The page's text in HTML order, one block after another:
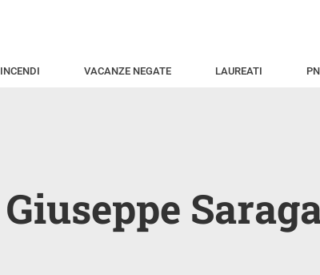
INCENDI VACANZE NEGATE LAUREATI
Giuseppe